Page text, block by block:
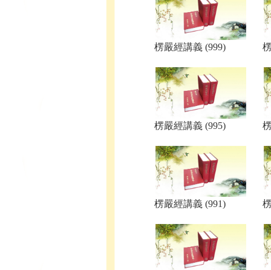
楞嚴經講義 (999)
楞嚴經講義 (995)
楞嚴經講義 (991)